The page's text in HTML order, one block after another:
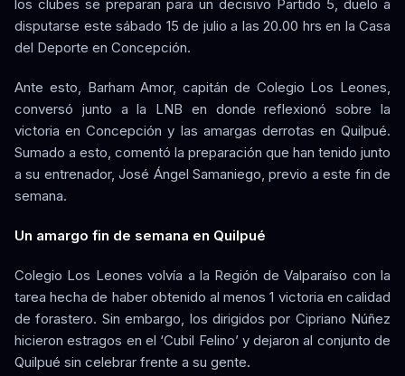
los clubes se preparan para un decisivo Partido 5, duelo a
disputarse este sábado 15 de julio a las 20.00 hrs en la Casa
del Deporte en Concepción.
Ante esto, Barham Amor, capitán de Colegio Los Leones,
conversó junto a la LNB en donde reflexionó sobre la
victoria en Concepción y las amargas derrotas en Quilpué.
Sumado a esto, comentó la preparación que han tenido junto
a su entrenador, José Ángel Samaniego, previo a este fin de
semana.
Un amargo fin de semana en Quilpué
Colegio Los Leones volvía a la Región de Valparaíso con la
tarea hecha de haber obtenido al menos 1 victoria en calidad
de forastero. Sin embargo, los dirigidos por Cipriano Núñez
hicieron estragos en el ‘Cubil Felino’ y dejaron al conjunto de
Quilpué sin celebrar frente a su gente.